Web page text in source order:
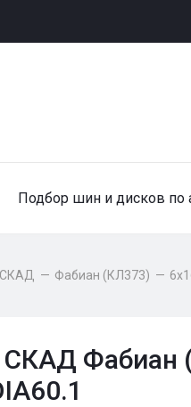
Подбор шин и дисков по
СКАД — Фабиан (КЛ373) —
Фабиан